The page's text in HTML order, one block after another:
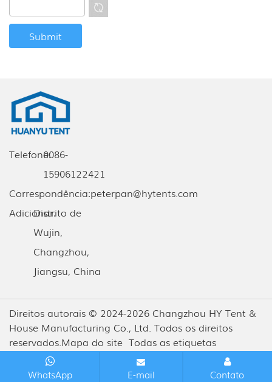
Adicionar:Distrito de
Wujin,
Changzhou,
Jiangsu, China
Telefone:0086-
15906122421
Correspondência:peterpan@hytents.com
Direitos autorais © 2024-2026 Changzhou HY Tent &
House Manufacturing Co., Ltd. Todos os direitos
reservados. Mapa do site Todas as etiquetas
WhatsApp E-mail Contato